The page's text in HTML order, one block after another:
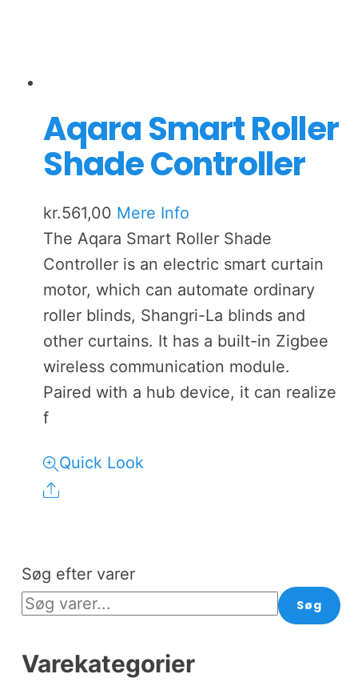
Aqara Smart Roller
Shade Controller
kr.561,00 Mere Info
The Aqara Smart Roller Shade
Controller is an electric smart curtain
motor, which can automate ordinary
roller blinds, Shangri-La blinds and
other curtains. It has a built-in Zigbee
wireless communication module.
Paired with a hub device, it can realize
f
Quick Look
Share
Søg efter varer
Søg
Varekategorier